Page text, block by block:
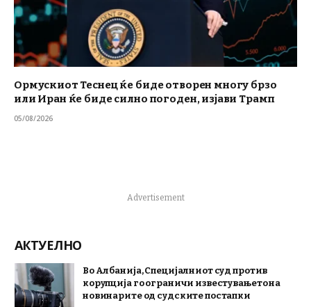
Ормускиот Теснец ќе биде отворен многу брзо
или Иран ќе биде силно погоден, изјави Трамп
05/08/2026
Advertisement
АКТУЕЛНО
Во Албанија, Специјалниот суд против
корупција го ограничи известувањето на
новинарите од судските постапки